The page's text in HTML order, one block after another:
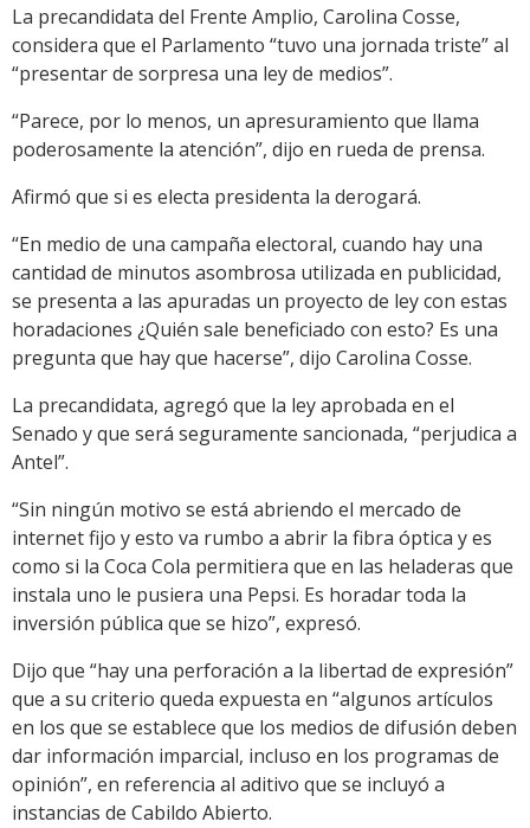
Link
La precandidata del Frente Amplio, Carolina Cosse,
considera que el Parlamento “tuvo una jornada triste” al
“presentar de sorpresa una ley de medios”.
“Parece, por lo menos, un apresuramiento que llama
poderosamente la atención”, dijo en rueda de prensa.
Afirmó que si es electa presidenta la derogará.
“En medio de una campaña electoral, cuando hay una
cantidad de minutos asombrosa utilizada en publicidad,
se presenta a las apuradas un proyecto de ley con estas
horadaciones ¿Quién sale beneficiado con esto? Es una
pregunta que hay que hacerse”, dijo Carolina Cosse.
La precandidata, agregó que la ley aprobada en el
Senado y que será seguramente sancionada, “perjudica a
Antel”.
“Sin ningún motivo se está abriendo el mercado de
internet fijo y esto va rumbo a abrir la fibra óptica y es
como si la Coca Cola permitiera que en las heladeras que
instala uno le pusiera una Pepsi. Es horadar toda la
inversión pública que se hizo”, expresó.
Dijo que “hay una perforación a la libertad de expresión”
que a su criterio queda expuesta en “algunos artículos
en los que se establece que los medios de difusión deben
dar información imparcial, incluso en los programas de
opinión”, en referencia al aditivo que se incluyó a
instancias de Cabildo Abierto.